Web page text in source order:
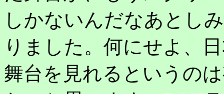
しかないんだなあとし
りました。何にせよ、
舞台を見れるというの